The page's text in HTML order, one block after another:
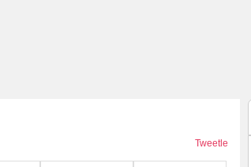
Tweetle